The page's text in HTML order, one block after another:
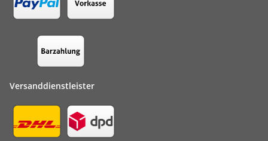
Versanddienstleister